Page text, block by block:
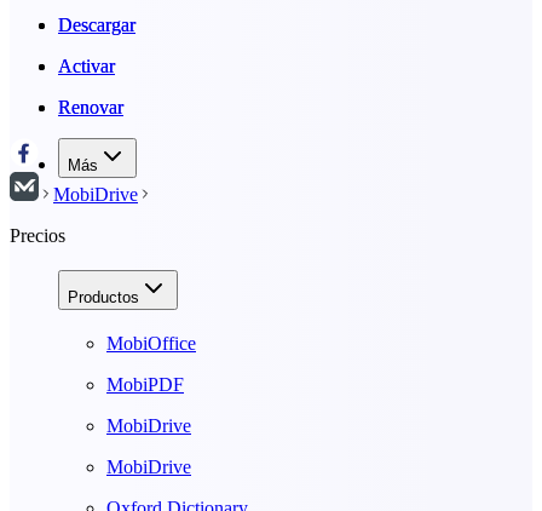
Descargar
Activar
Renovar
Más
Descargar
Activar
Renovar
MobiDrive
Precios
Productos
MobiOffice
MobiPDF
MobiDrive
MobiDrive